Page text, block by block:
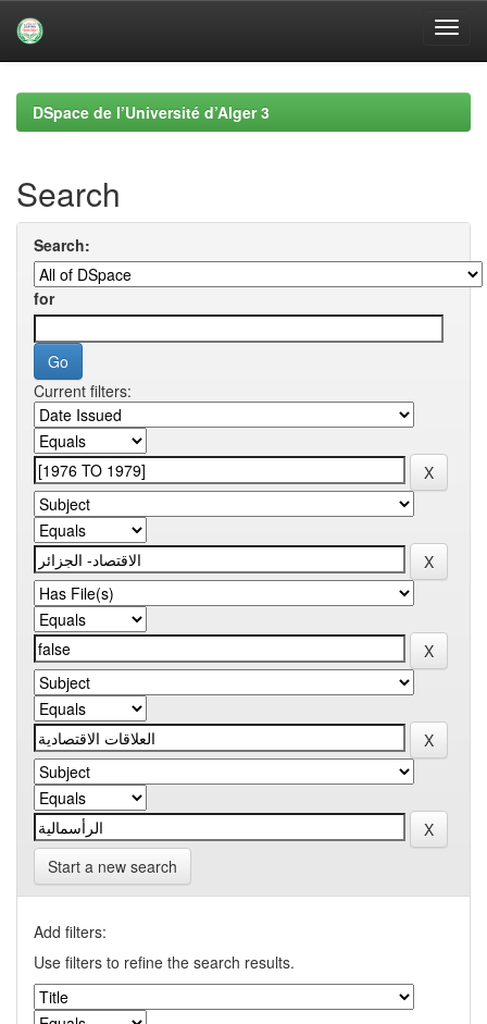
navigationDSpace de l’Université d’Alger 3
Search
Search:
for
Current filters:
Start a new search
Add filters:
Use filters to refine the search results.